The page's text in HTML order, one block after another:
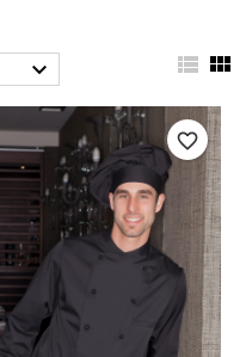
  
favorite_border